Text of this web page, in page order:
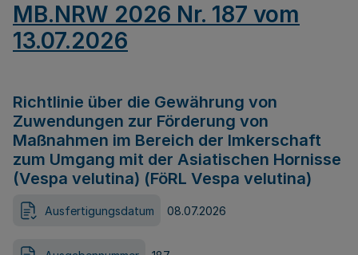
MB.NRW 2026 Nr. 187 vom
13.07.2026
Richtlinie über die Gewährung von
Zuwendungen zur Förderung von
Maßnahmen im Bereich der Imkerschaft
zum Umgang mit der Asiatischen Hornisse
(Vespa velutina) (FöRL Vespa velutina)
Ausfertigungsdatum 08.07.2026